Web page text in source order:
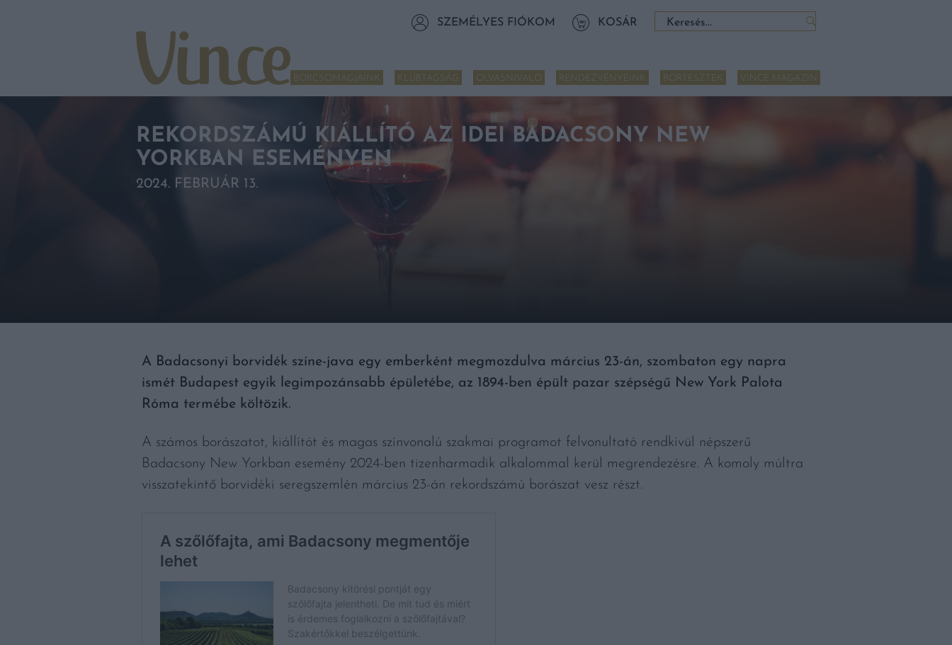
SZEMÉLYES FIÓKOM KOSÁR Keresés:
BORCSOMAGJAINK KLUBTAGSÁG OLVASNIVALÓ RENDEZVÉNYEINK BORTESZTEK VINCE MAGAZIN
REKORDSZÁMÚ KIÁLLÍTÓ AZ IDEI BADACSONY NEW
YORKBAN ESEMÉNYEN
2024. FEBRUÁR 13.
A Badacsonyi borvidék színe-java egy emberként megmozdulva március 23-án, szombaton egy napra
ismét Budapest egyik legimpozánsabb épületébe, az 1894-ben épült pazar szépségű New York Palota
Róma termébe költözik.
A számos borászatot, kiállítót és magas színvonalú szakmai programot felvonultató rendkívül népszerű
Badacsony New Yorkban esemény 2024-ben tizenharmadik alkalommal kerül megrendezésre. A komoly múltra
visszatekintő borvidéki seregszemlén március 23-án rekordszámú borászat vesz részt.